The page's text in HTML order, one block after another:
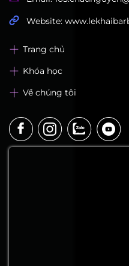
LEK Barber Academy
Địa chỉ: 320, Lạc Long
Email:
Website: